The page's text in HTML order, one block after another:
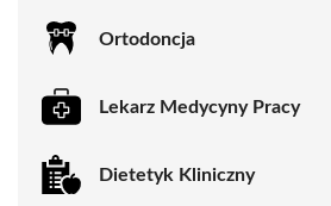
Ortodoncja
Lekarz Medycyny Pracy
Dietetyk Kliniczny